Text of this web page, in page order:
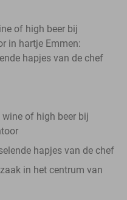
of high beer bij
in hartje Emmen:
hapjes van de chef
of high beer bij
hapjes van de chef
in het centrum van